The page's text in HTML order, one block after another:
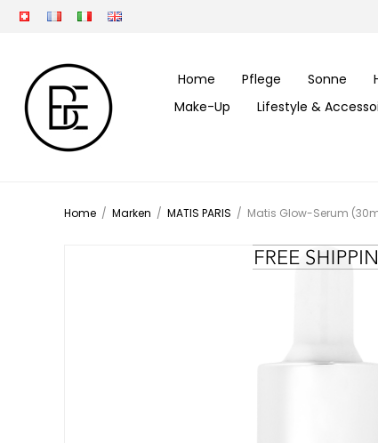
Home Pflege Sonne
Make-Up
Lifestyle &
Home / Marken / MATIS PARIS / Matis Glow-Serum